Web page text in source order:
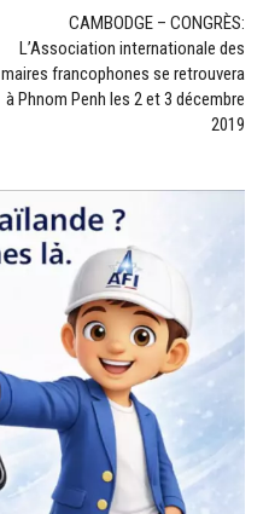
CAMBODGE – CONGRÈS:
L’Association internationale des
maires francophones se retrouvera
à Phnom Penh les 2 et 3 décembre
2019